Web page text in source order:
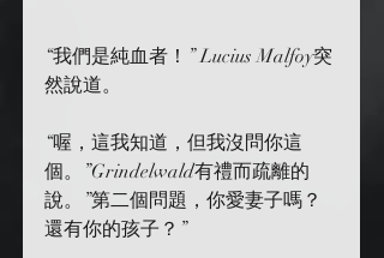
“我們是純血者！” Lucius Malfoy突
然說道。
“喔，這我知道，但我沒問你這
個。”Grindelwald有禮而疏離的
說。”第二個問題，你愛妻子嗎？
還有你的孩子？”